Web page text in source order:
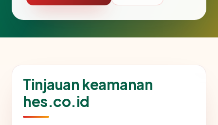
Tinjauan keamanan
hes.co.id